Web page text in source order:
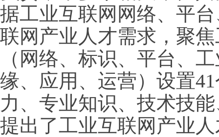
据工业互联网网络、平
联网产业人才需求，聚
（网络、标识、平台、
缘、应用、运营）设置
力、专业知识、技术技
提出了工业互联网产业